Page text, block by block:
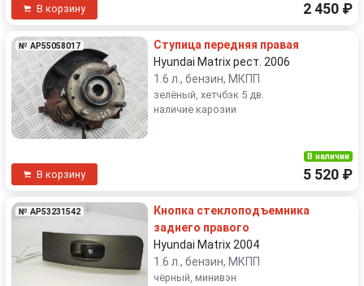
В корзину 2 450 ₽
№ AP55058017
Ступица передняя правая
Hyundai Matrix рест. 2006
1.6 л., бензин, МКПП
зелёный, хетчбэк 5 дв.
наличие карозии
В корзину
В наличии
5 520 ₽
№ AP53231542
Кнопка стеклоподъемника
заднего правого
Hyundai Matrix 2004
1.6 л., бензин, МКПП
чёрный, минивэн